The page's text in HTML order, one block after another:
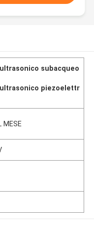
subacqueo
piezoelettr
MESE